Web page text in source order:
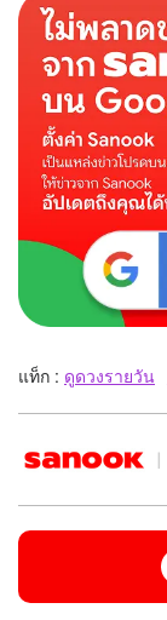
แท็ก : ดูดวงรายวัน